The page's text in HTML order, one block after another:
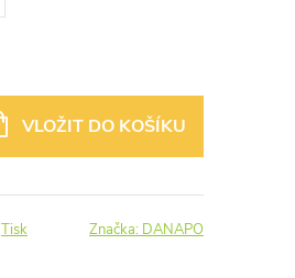
VLOŽIT DO KOŠÍKU
Tisk Značka: DANAPO